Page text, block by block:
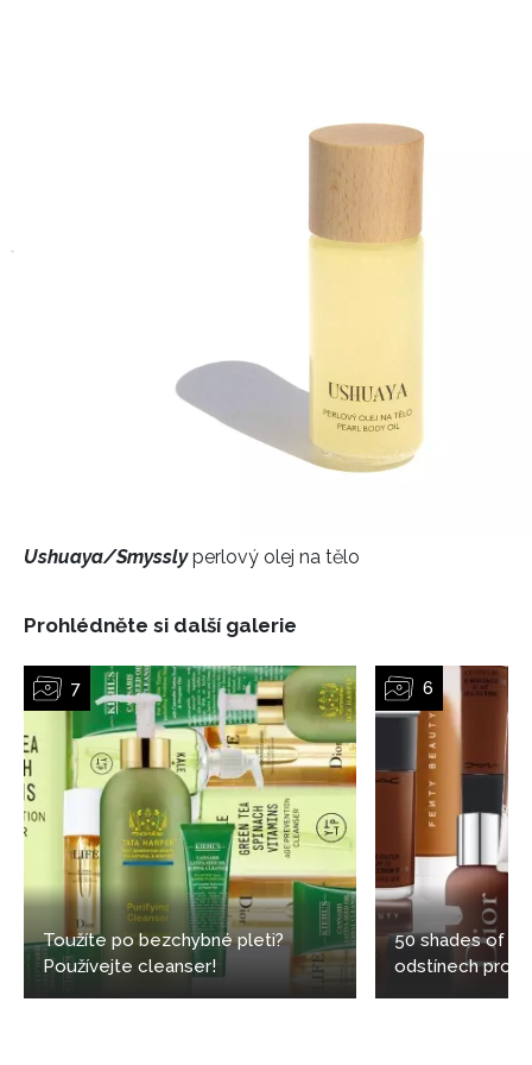
Ushuaya/Smysslyperlový olej na tělo
Prohlédněte si další galerie
Toužíte po bezchybné pleti?
Používejte cleanser!
50 shades of
odstínech pro